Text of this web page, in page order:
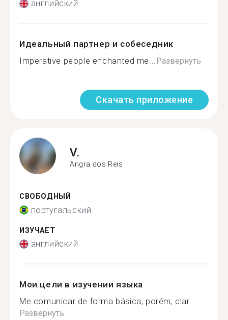
английский
Идеальный партнер и собеседник
Imperative people enchanted me...Развернуть
Скачать приложение
V.
Angra dos Reis
СВОБОДНЫЙ
португальский
ИЗУЧАЕТ
английский
Мои цели в изучении языка
Me comunicar de forma básica, porém, clar...
Развернуть